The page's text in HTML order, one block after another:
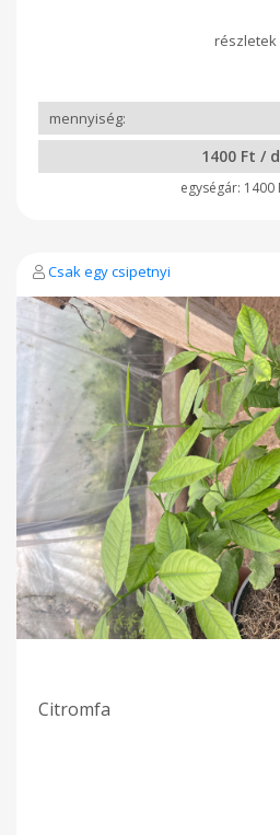
1400 Ft /
1400
Csak egy csipetnyi
Citromfa